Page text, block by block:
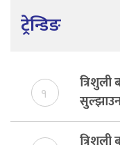
ट्रेन्डिङ
१
त्रिशुली